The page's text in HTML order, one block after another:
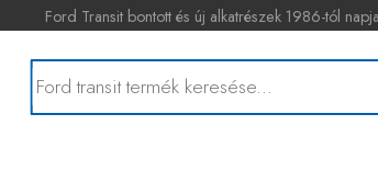
Ford Transit bontott és új alkatrészek 1986-tól